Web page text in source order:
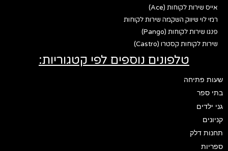
אייס שירות לקוחות (Ace)
רמי לוי שיווק השקמה שירות לקוחות
פנגו שירות לקוחות (Pango)
שירות לקוחות קסטרו (Castro)
טלפונים נוספים לפי קטגוריות:
שעות פתיחה
בתי ספר
גני ילדים
קניונים
תחנות דלק
ספריות